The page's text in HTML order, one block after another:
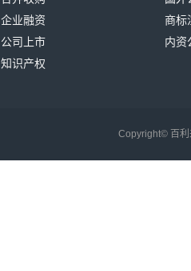
企业融资
公司上市
知识产权
商标
内资
Copyright© 百